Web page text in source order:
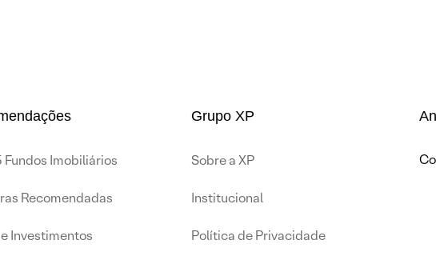
Fundos Imobiliários
Recomendadas
Investimentos
Grupo XP
Sobre a XP
Institucional
Política de Privacidade